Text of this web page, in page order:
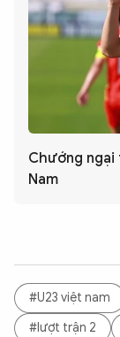
Chướng
Nam
#U23 việt nam
#lượt trận 2